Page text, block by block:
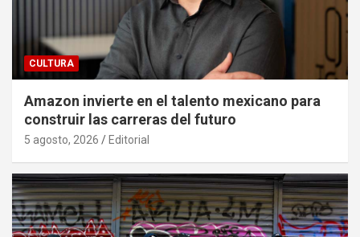
CULTURA
Amazon invierte en el talento mexicano para
construir las carreras del futuro
5 agosto, 2026 Editorial